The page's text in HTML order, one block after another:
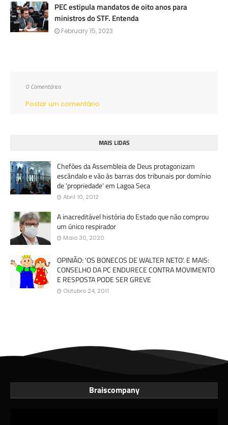
PEC estipula mandatos de oito anos para
ministros do STF. Entenda
February 15, 2023
0 Comentários
Postar um comentário
MAIS LIDAS
Chefões da Assembleia de Deus protagonizam
escândalo e vão às barras dos tribunais por domínio
de 'propriedade' em Lagoa Seca
Abril 10, 2012
A inacreditável história do Estado que não comprou
um único respirador
Maio 30, 2020
OPINIÃO: 'OS BONECOS DE WALTER NETO'. E MAIS:
CONSELHO DA PC ENDURECE CONTRA MOVIMENTO
E RESPOSTA PODE SER GREVE
Outubro 24, 2011
Braiscompany